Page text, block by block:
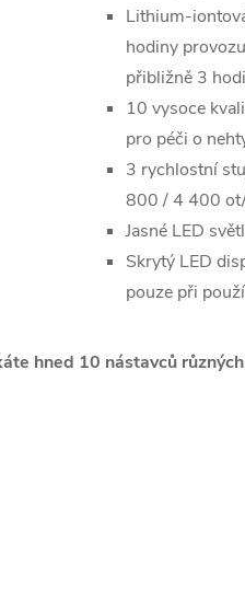
Lithium-
hodiny
přibližně 3
10 vysoce
pro péči o
3 rychlostní
800 / 4 400
Jasné LED
Skrytý LED
pouze při
hned 10 nástavců